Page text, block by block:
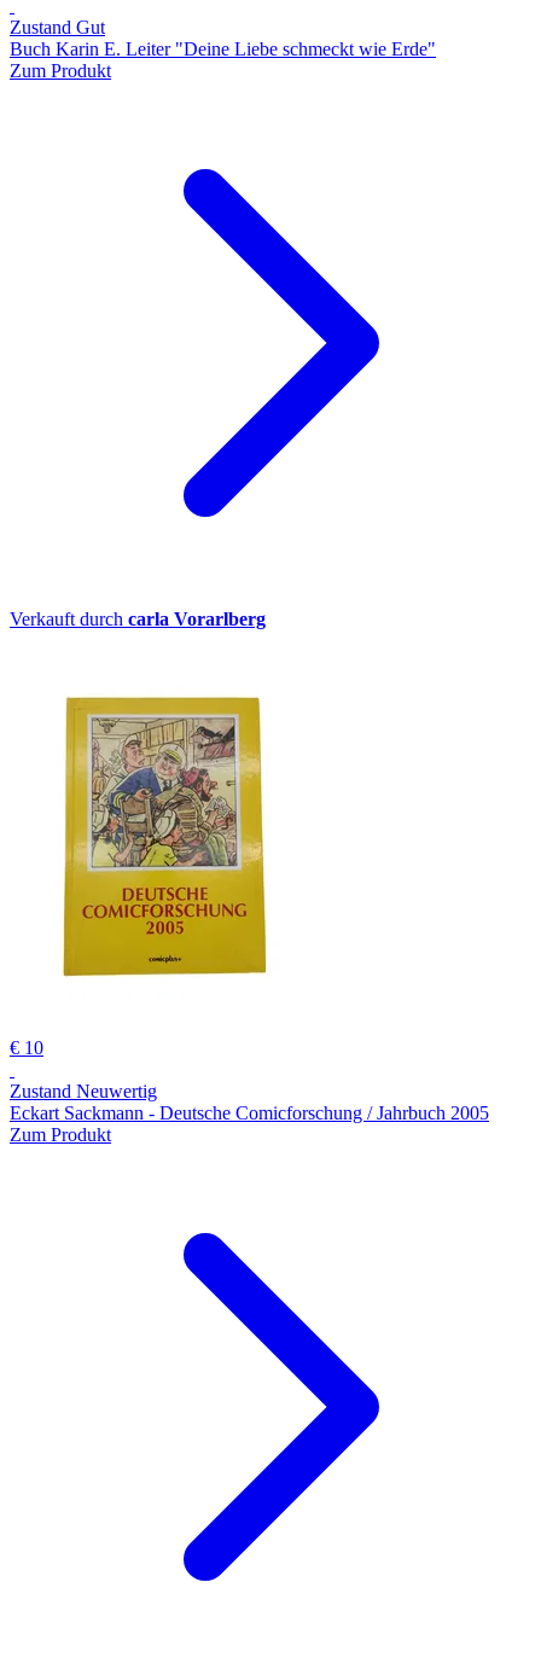
Zustand Gut
Buch Karin E. Leiter "Deine Liebe schmeckt wie Erde"
Zum Produkt
Verkauft durch carla Vorarlberg
€ 10
Zustand Neuwertig
Eckart Sackmann - Deutsche Comicforschung / Jahrbuch 2005
Zum Produkt